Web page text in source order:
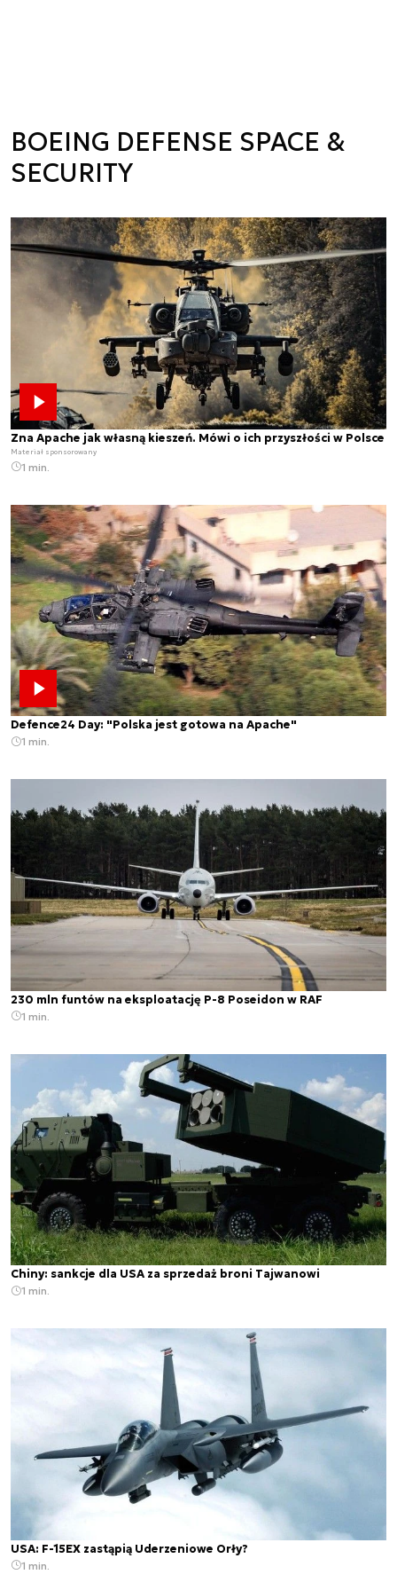
BOEING DEFENSE SPACE &
SECURITY
Zna Apache jak własną kieszeń. Mówi o ich przyszłości w Polsce
Materiał sponsorowany
1 min.
Defence24 Day: "Polska jest gotowa na Apache"
1 min.
230 mln funtów na eksploatację P-8 Poseidon w RAF
1 min.
Chiny: sankcje dla USA za sprzedaż broni Tajwanowi
1 min.
USA: F-15EX zastąpią Uderzeniowe Orły?
1 min.